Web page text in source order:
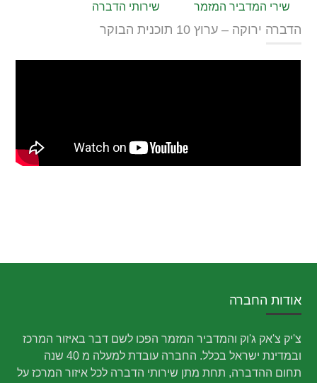
שירותי הדברה
שירי המדביר המזמר
הדברה ירוקה – ערוץ 10 תוכנית הבוקר
אודות החברה
צ'יק צ'אק ג'וק והמדביר המזמר הפכו לשם דבר באיזור המרכז
ובמדינת ישראל בכלל. החברה עובדת למעלה מ 40 שנה
תחום ההדברה, תחת מתן שירותי הדברה לכל איזור המרכז על